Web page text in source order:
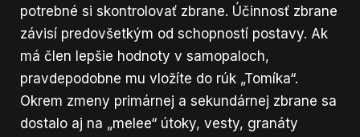
potrebné si skontrolovať zbrane. Účinnosť zbrane
závisí predovšetkým od schopností postavy. Ak
má člen lepšie hodnoty v samopaloch,
pravdepodobne mu vložíte do rúk „Tomíka“.
Okrem zmeny primárnej a sekundárnej zbrane sa
dostalo aj na „melee“ útoky, vesty, granáty